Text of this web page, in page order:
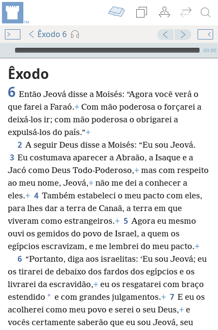
Êxodo 6
Audio Player
00:00
Êxodo
6 Então Jeová disse a Moisés: “Agora você verá o
que farei a Faraó.+ Com mão poderosa o forçarei a
deixá-los ir; com mão poderosa o obrigarei a
expulsá-los do país.”+
2 A seguir Deus disse a Moisés: “Eu sou Jeová.
3 Eu costumava aparecer a Abraão, a Isaque e a
Jacó como Deus Todo-Poderoso,+ mas com respeito
ao meu nome, Jeová,+ não me dei a conhecer a
eles.+ 4 Também estabeleci o meu pacto com eles,
para lhes dar a terra de Canaã, a terra em que
viveram como estrangeiros.+ 5 Agora eu mesmo
ouvi os gemidos do povo de Israel, a quem os
egípcios escravizam, e me lembrei do meu pacto.+
6 “Portanto, diga aos israelitas: ‘Eu sou Jeová; eu
os tirarei de debaixo dos fardos dos egípcios e os
livrarei da escravidão,+ eu os resgatarei com braço
estendido * e com grandes julgamentos.+ 7 E eu os
acolherei como meu povo e serei o seu Deus,+ e
vocês certamente saberão que eu sou Jeová, seu